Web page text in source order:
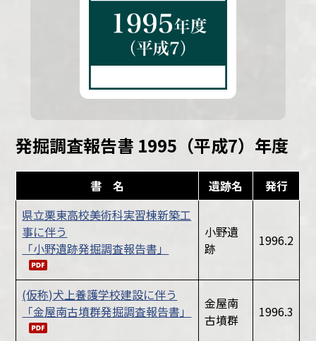
発掘調査報告書 1995（平成7）年度
書 名 遺跡名
発行
県立栗東高校美術科実習棟新築工
事に伴う
「小野遺跡発掘調査報告書」
小野遺
跡
1996.2
(仮称)犬上養護学校建設に伴う
「金屋南古墳群発掘調査報告書」
金屋南
古墳群
1996.3